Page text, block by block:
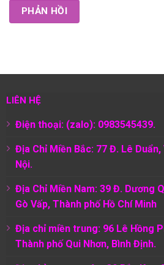
LIÊN HỆ
Điện thoại: (zalo): 0983545439.
Địa Chỉ Miền Bắc: 77 Đ. Lê
Nội.
Địa Chỉ Miền Nam: 39 Đ. Dương
Gò Vấp, Thành phố Hồ Chí Minh
Địa chỉ miền trung: 96 Lê Hồng
Thành phố Qui Nhơn, Bình Định.